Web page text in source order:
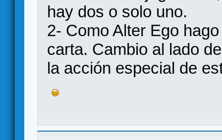
hay dos o solo uno.
2- Como Alter Ego
carta. Cambio al lado
la acción especial de